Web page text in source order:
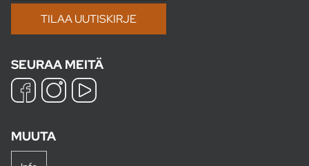
SEURAA MEITÄ
MUUTA